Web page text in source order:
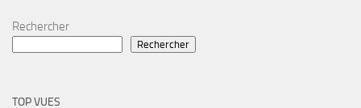
Rechercher
Rechercher
TOP VUES